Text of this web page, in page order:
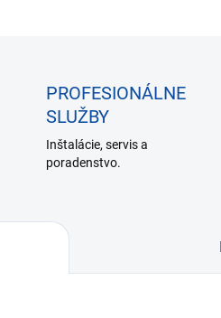
PROFESIONÁLNE
SLUŽBY
Inštalácie, servis a
poradenstvo.